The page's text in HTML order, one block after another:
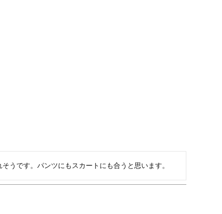
うです。パンツにもスカートにも合うと思います。